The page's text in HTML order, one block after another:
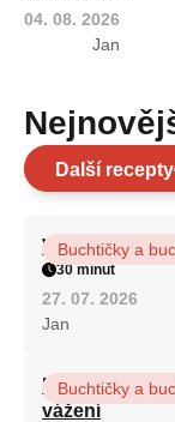
04. 08. 2026
Jan
Další recepty
Vláčná
Buchtičky a
30 minut
27. 07. 2026
Jan
Hrnková
vážení
Buchtičky a